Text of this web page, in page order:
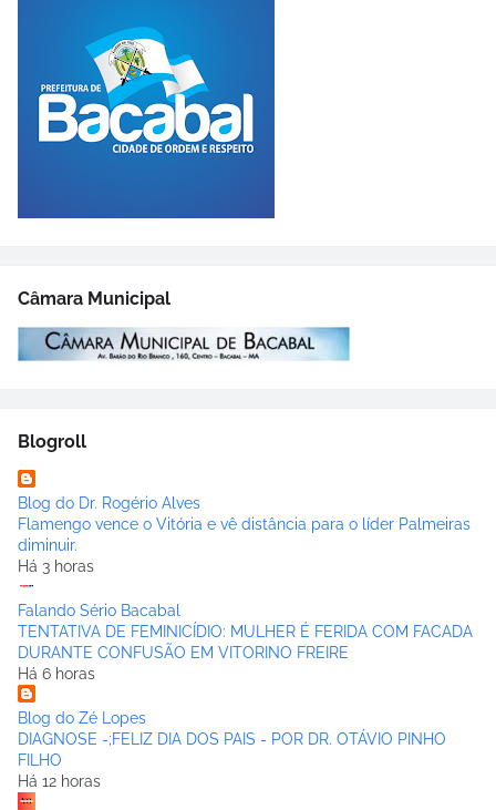
Câmara Municipal
Blogroll
Blog do Dr. Rogério Alves
Flamengo vence o Vitória e vê distância para o líder Palmeiras
diminuir.
Há 3 horas
Falando Sério Bacabal
TENTATIVA DE FEMINICÍDIO: MULHER É FERIDA COM FACADA
DURANTE CONFUSÃO EM VITORINO FREIRE
Há 6 horas
Blog do Zé Lopes
DIAGNOSE -;FELIZ DIA DOS PAIS - POR DR. OTÁVIO PINHO
FILHO
Há 12 horas